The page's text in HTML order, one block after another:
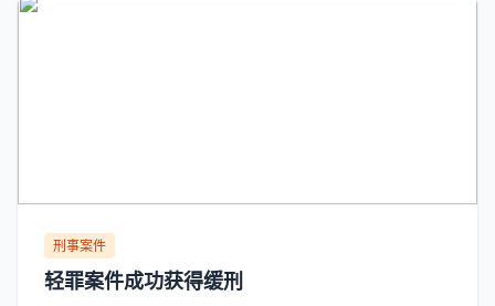
刑事案件
轻罪案件成功获得缓刑